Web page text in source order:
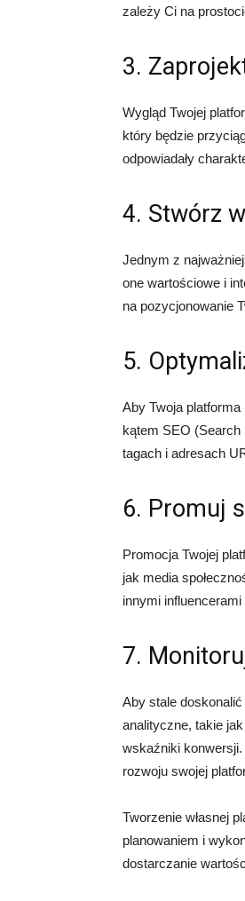
zależy Ci na
3.
Wygląd Twojej
który będzie
odpowiadały
4. Stwórz
Jednym z
one wartościowe i
na pozycjonowanie
5.
Aby Twoja
kątem SEO (Search
tagach i adresach
6. Promuj
Promocja Twojej
jak media
innymi influencerami
7.
Aby stale
analityczne, takie
wskaźniki
rozwoju swojej
Tworzenie własnej
planowaniem i
dostarczanie